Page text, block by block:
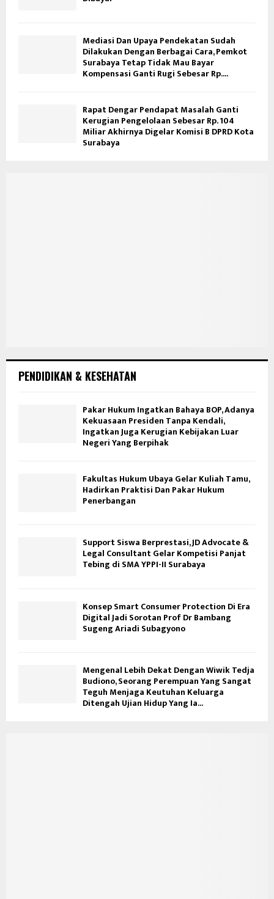
Mediasi Dan Upaya Pendekatan Sudah
Dilakukan Dengan Berbagai Cara, Pemkot
Surabaya Tetap Tidak Mau Bayar
Kompensasi Ganti Rugi Sebesar Rp....
Rapat Dengar Pendapat Masalah Ganti
Kerugian Pengelolaan Sebesar Rp. 104
Miliar Akhirnya Digelar Komisi B DPRD Kota
Surabaya
PENDIDIKAN & KESEHATAN
Pakar Hukum Ingatkan Bahaya BOP, Adanya
Kekuasaan Presiden Tanpa Kendali,
Ingatkan Juga Kerugian Kebijakan Luar
Negeri Yang Berpihak
Fakultas Hukum Ubaya Gelar Kuliah Tamu,
Hadirkan Praktisi Dan Pakar Hukum
Penerbangan
Support Siswa Berprestasi, JD Advocate &
Legal Consultant Gelar Kompetisi Panjat
Tebing di SMA YPPI-II Surabaya
Konsep Smart Consumer Protection Di Era
Digital Jadi Sorotan Prof Dr Bambang
Sugeng Ariadi Subagyono
Mengenal Lebih Dekat Dengan Wiwik Tedja
Budiono, Seorang Perempuan Yang Sangat
Teguh Menjaga Keutuhan Keluarga
Ditengah Ujian Hidup Yang Ia...